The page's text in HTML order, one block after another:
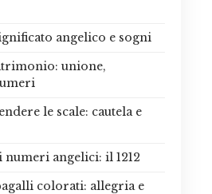
angelico e sogni
unione,
le scale: cautela e
numeri angelici: il 1212
colorati: allegria e